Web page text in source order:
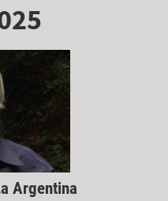
Argentina